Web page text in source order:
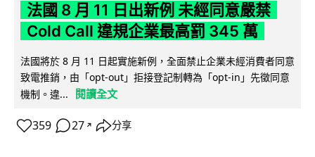
法國 8 月 11 日出新例 未經同意嚴禁
Cold Call 違規企業最高罰 345 萬
法國將於 8 月 11 日起實施新例，全面禁止企業未經消費者同意
致電推銷，由「opt-out」拒接登記制轉為「opt-in」先徵同意
機制。違...
閱讀全文
359 27 ↗ 分享